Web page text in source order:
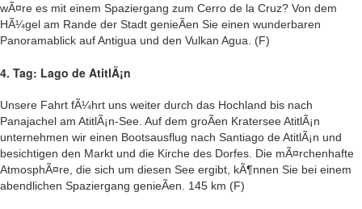
wÃ¤re es mit einem Spaziergang zum Cerro de la Cruz? Von dem
HÃ¼gel am Rande der Stadt genieÃen Sie einen wunderbaren
Panoramablick auf Antigua und den Vulkan Agua. (F)
4. Tag: Lago de AtitlÃ¡n
Unsere Fahrt fÃ¼hrt uns weiter durch das Hochland bis nach
Panajachel am AtitlÃ¡n-See. Auf dem groÃen Kratersee AtitlÃ¡n
unternehmen wir einen Bootsausflug nach Santiago de AtitlÃ¡n und
besichtigen den Markt und die Kirche des Dorfes. Die mÃ¤rchenhafte
AtmosphÃ¤re, die sich um diesen See ergibt, kÃ¶nnen Sie bei einem
abendlichen Spaziergang genieÃen. 145 km (F)